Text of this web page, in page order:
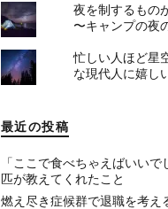
夜を制するもの
〜キャンプの夜
忙しい人ほど星
な現代人に嬉し
最近の投稿
「ここで食べちゃえばいい
匹が教えてくれたこと
燃え尽き症候群で退職を考え